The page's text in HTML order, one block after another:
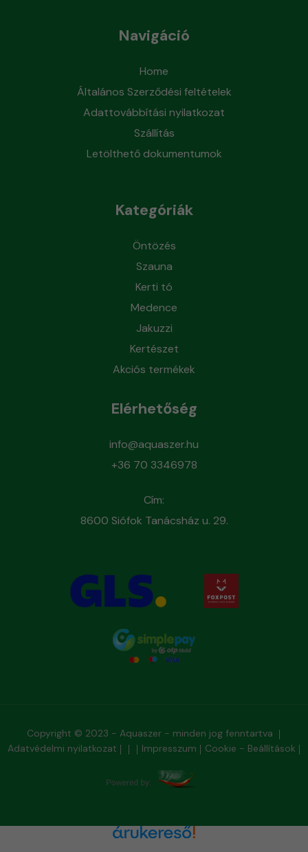
Navigáció
Home
Általános Szerződési feltételek
Adattovábbítási nyilatkozat
Szállítás
Letölthető dokumentumok
Kategóriák
Öntözés
Szauna
Kerti tó
Medence
Jakuzzi
Kertészet
Akciós termékek
Elérhetőség
info@aquaszer.hu
+36 70 3346978
Cím:
8600 Siófok Tanácsház u. 29.
Copyright © 2023 - Aquaszer - minden jog fenntartva
Adatvédelmi nyilatkozat
Impresszum Cookie - Beállítások